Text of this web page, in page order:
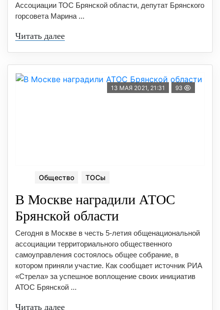
Ассоциации ТОС Брянской области, депутат Брянского
горсовета Марина ...
Читать далее
13 МАЯ 2021, 21:31 93
Общество ТОСы
В Москве наградили АТОС
Брянской области
Сегодня в Москве в честь 5-летия общенациональной
ассоциации территориального общественного
самоуправления состоялось общее собрание, в
котором приняли участие. Как сообщает источник РИА
«Стрела» за успешное воплощение своих инициатив
АТОС Брянской ...
Читать далее